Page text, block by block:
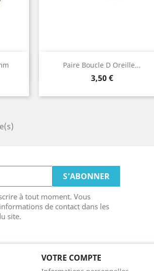
Paire Boucle D Oreille...
Prix
3,50 €
 Aperçu rapide
à tout moment. Vous
de contact dans les
site.
VOTRE COMPTE